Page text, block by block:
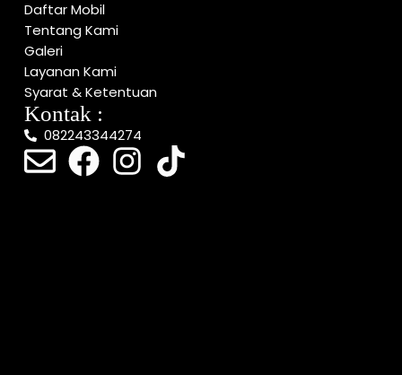
Daftar Mobil
Tentang Kami
Galeri
Layanan Kami
Syarat & Ketentuan
Kontak :
082243344274